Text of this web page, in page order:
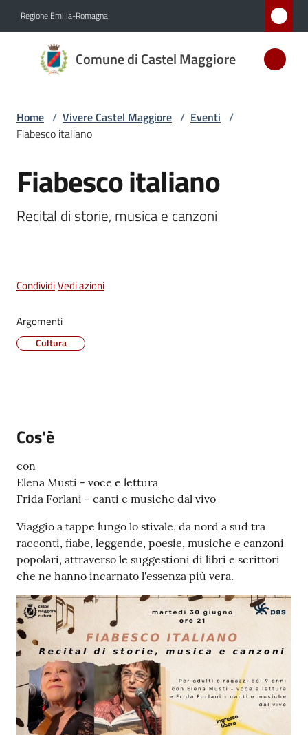
Regione Emilia-Romagna
Comune di Castel Maggiore
Comune
di Castel
D'ARGENTO
AL MERITO
Amministrazione
Servizi
Vivere
Castel
Amministrazione
Trasparente
Albo
Tutti
gli
Seguici
Home / Vivere Castel Maggiore / Eventi /
Fiabesco italiano
Salta al contenuto
Fiabesco italiano
Recital di storie, musica e canzoni
CondividiVedi azioni
Argomenti
Cultura
Cos'è
con
Elena Musti - voce e lettura
Frida Forlani - canti e musiche dal vivo
Viaggio a tappe lungo lo stivale, da nord a sud tra
racconti, fiabe, leggende, poesie, musiche e canzoni
popolari, attraverso le suggestioni di libri e scrittori
che ne hanno incarnato l'essenza più vera.